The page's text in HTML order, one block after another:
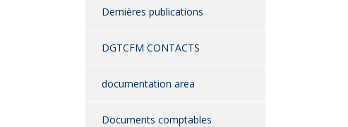
Dernières publications
DGTCFM CONTACTS
documentation area
Documents comptables